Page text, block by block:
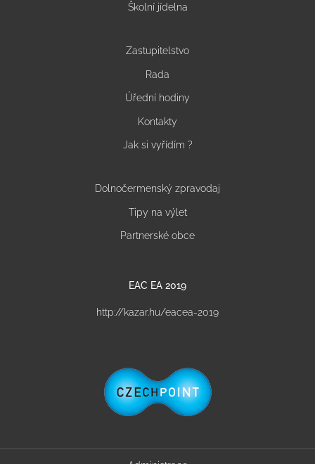
Školní jídelna
Zastupitelstvo
Rada
Úřední hodiny
Kontakty
Jak si vyřídím ?
Dolnočermenský zpravodaj
Tipy na výlet
Partnerské obce
EAC EA 2019
http://kazar.hu/eacea-2019